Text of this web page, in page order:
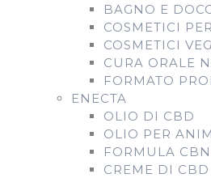
BAGNO E
COSMETICI
COSMETICI
CURA ORALE
FORMATO
ENECTA
OLIO DI CBD
OLIO PER
FORMULA
CREME DI CBD